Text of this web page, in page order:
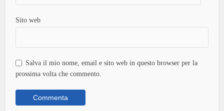
Sito web
Salva il mio nome, email e sito web in questo browser per la
prossima volta che commento.